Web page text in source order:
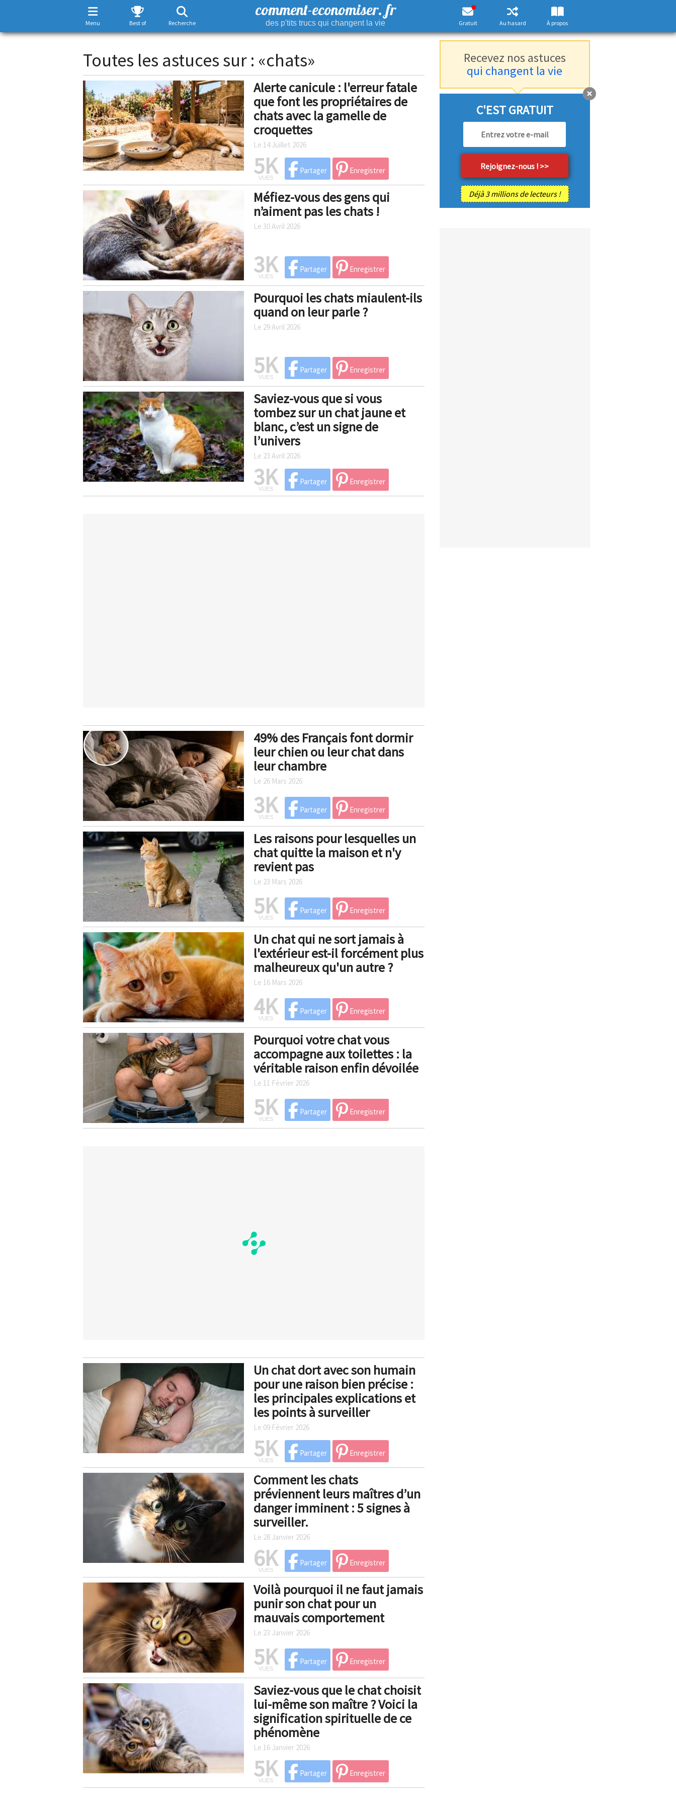
Menu Best of Recherche
comment-economiser. fr
des p'tits trucs qui changent la vie Gratuit Au hasard À propos
Toutes les astuces sur : «chats»
Alerte canicule : l'erreur fatale
que font les propriétaires de
chats avec la gamelle de
croquettes
Le 14 Juillet 2026
5K
VUES
Partager Enregistrer
Méfiez-vous des gens qui
n’aiment pas les chats !
Le 30 Avril 2026
3K
VUES
Partager Enregistrer
Pourquoi les chats miaulent-ils
quand on leur parle ?
Le 29 Avril 2026
5K
VUES
Partager Enregistrer
Saviez-vous que si vous
tombez sur un chat jaune et
blanc, c’est un signe de
l’univers
Le 23 Avril 2026
3K
VUES
Partager Enregistrer
49% des Français font dormir
leur chien ou leur chat dans
leur chambre
Le 26 Mars 2026
3K
VUES
Partager Enregistrer
Les raisons pour lesquelles un
chat quitte la maison et n'y
revient pas
Le 23 Mars 2026
5K
VUES
Partager Enregistrer
Un chat qui ne sort jamais à
l'extérieur est-il forcément plus
malheureux qu'un autre ?
Le 16 Mars 2026
4K
VUES
Partager Enregistrer
Pourquoi votre chat vous
accompagne aux toilettes : la
véritable raison enfin dévoilée
Le 11 Février 2026
5K
VUES
Partager Enregistrer
Un chat dort avec son humain
pour une raison bien précise :
les principales explications et
les points à surveiller
Le 09 Février 2026
5K
VUES
Partager Enregistrer
Comment les chats
préviennent leurs maîtres d’un
danger imminent : 5 signes à
surveiller.
Le 28 Janvier 2026
6K
VUES
Partager Enregistrer
Voilà pourquoi il ne faut jamais
punir son chat pour un
mauvais comportement
Le 23 Janvier 2026
5K
VUES
Partager Enregistrer
Saviez-vous que le chat choisit
lui-même son maître ? Voici la
signification spirituelle de ce
phénomène
Le 16 Janvier 2026
5K
VUES
Partager Enregistrer
Recevez nos astuces
qui changent la vie
C'EST GRATUIT
Déjà 3 millions de lecteurs !